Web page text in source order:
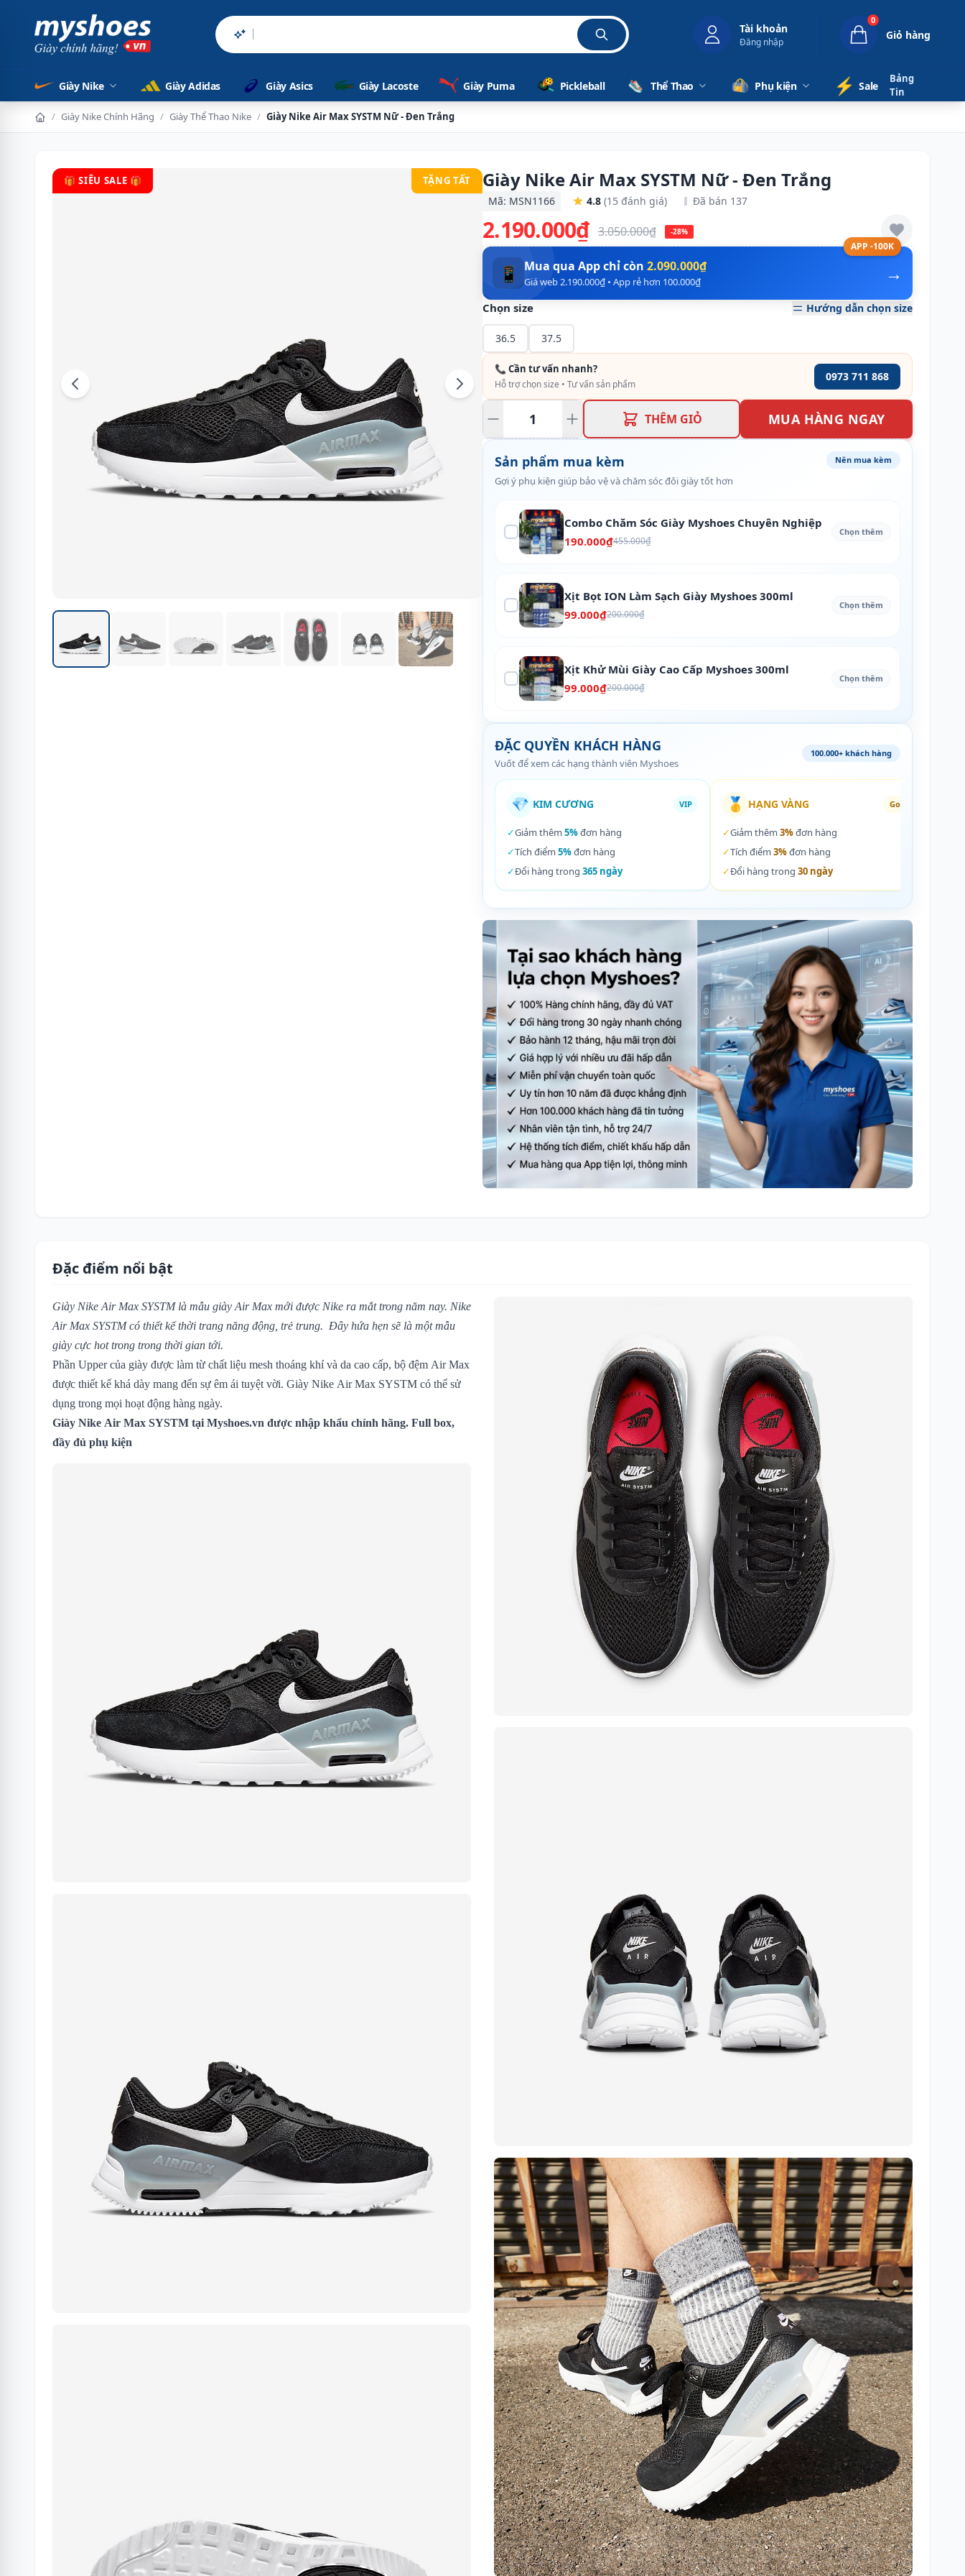
Sản phẩm chính Tài khoản
Đăng nhập
0
Giỏ hàng
Giày Nike Giày Adidas Giày Asics Giày Lacoste Giày Puma Pickleball Thể Thao Phụ kiện ⚡️ Sale
Bảng
Tin
/ Giày Nike Chính Hãng / Giày Thể Thao Nike / Giày Nike Air Max SYSTM Nữ - Đen Trắng
🎁 SIÊU SALE 🎁 TẶNG TẤT Giày Nike Air Max SYSTM Nữ - Đen Trắng
Mã: MSN1166 4.8 (15 đánh giá) Đã bán 137
2.190.000₫ 3.050.000₫ -28%
APP -100K
→
📱 Mua qua App chỉ còn 2.090.000₫
Giá web 2.190.000₫ • App rẻ hơn 100.000₫
Chọn size Hướng dẫn chọn size
36.5 37.5
📞 Cần tư vấn nhanh?
Hỗ trợ chọn size • Tư vấn sản phẩm
0973 711 868
THÊM GIỎ MUA HÀNG NGAY
Sản phẩm mua kèm
Gợi ý phụ kiện giúp bảo vệ và chăm sóc đôi giày tốt hơn
Nên mua kèm
Combo Chăm Sóc Giày Myshoes Chuyên Nghiệp
190.000₫455.000₫
Chọn thêm
Xịt Bọt ION Làm Sạch Giày Myshoes 300ml
99.000₫200.000₫
Chọn thêm
Xịt Khử Mùi Giày Cao Cấp Myshoes 300ml
99.000₫200.000₫
Chọn thêm
ĐẶC QUYỀN KHÁCH HÀNG
Vuốt để xem các hạng thành viên Myshoes
100.000+ khách hàng
💎 KIM CƯƠNG VIP
✓Giảm thêm 5%đơn hàng
✓Tích điểm 5%đơn hàng
✓Đổi hàng trong 365 ngày
🥇 HẠNG VÀNG Gold
✓Giảm thêm 3%đơn hàng
✓Tích điểm 3%đơn hàng
✓Đổi hàng trong 30 ngày
Đặc điểm nổi bật
Giày Nike Air Max SYSTM là mẫu giày Air Max mới được Nike ra mắt trong năm nay. Nike
Air Max SYSTM có thiết kế thời trang năng động, trẻ trung. Đây hứa hẹn sẽ là một mẫu
giày cực hot trong trong thời gian tới.
Phần Upper của giày được làm từ chất liệu mesh thoáng khí và da cao cấp, bộ đệm Air Max
được thiết kế khá dày mang đến sự êm ái tuyệt vời. Giày Nike Air Max SYSTM có thể sử
dụng trong mọi hoạt động hàng ngày.
Giày Nike Air Max SYSTM tại Myshoes.vn được nhập khẩu chính hãng. Full box,
đầy đủ phụ kiện